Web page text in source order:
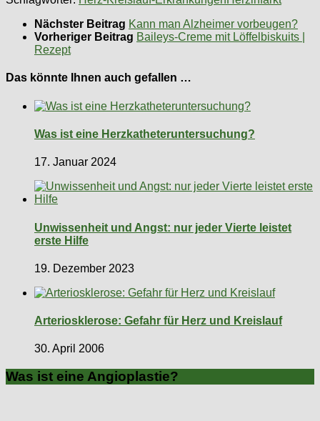
Nächster Beitrag Kann man Alzheimer vorbeugen?
Vorheriger Beitrag Baileys-Creme mit Löffelbiskuits |
Rezept
Das könnte Ihnen auch gefallen …
Was ist eine Herzkatheteruntersuchung?
17. Januar 2024
Unwissenheit und Angst: nur jeder Vierte leistet
erste Hilfe
19. Dezember 2023
Arteriosklerose: Gefahr für Herz und Kreislauf
30. April 2006
Was ist eine Angioplastie?